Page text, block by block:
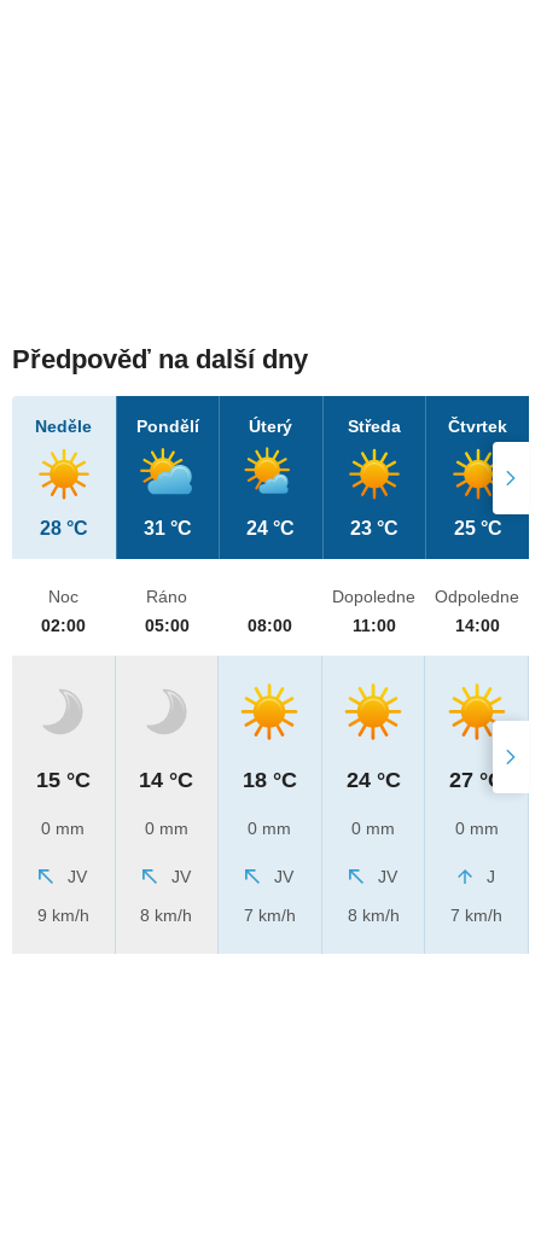
Předpověď na další dny
Neděle
28 °C
Pondělí
31 °C
Úterý
24 °C
Středa
23 °C
Čtvrtek
25 °C
Noc
02:00
15 °C
0 mm
JV
9 km/h
Ráno
05:00
14 °C
0 mm
JV
8 km/h
08:00
18 °C
0 mm
JV
7 km/h
Dopoledne
11:00
24 °C
0 mm
JV
8 km/h
Odpoledne
14:00
27 °C
0 mm
J
7 km/h